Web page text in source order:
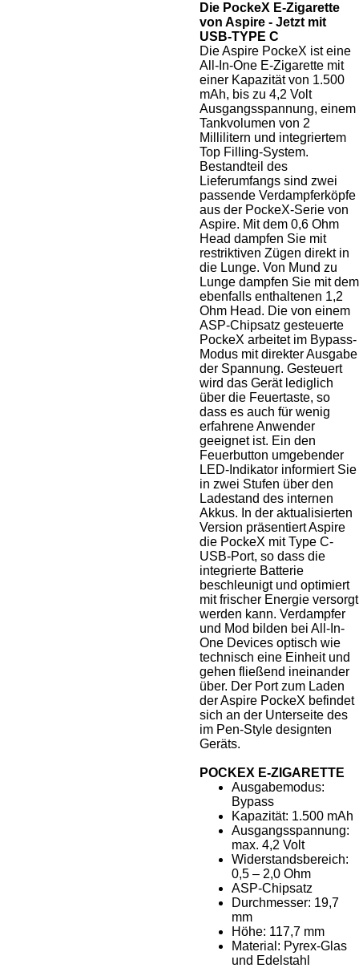
Die PockeX E-Zigarette
von Aspire - Jetzt mit
USB-TYPE C
Die Aspire PockeX ist eine
All-In-One E-Zigarette mit
einer Kapazität von 1.500
mAh, bis zu 4,2 Volt
Ausgangsspannung, einem
Tankvolumen von 2
Millilitern und integriertem
Top Filling-System.
Bestandteil des
Lieferumfangs sind zwei
passende Verdampferköpfe
aus der PockeX-Serie von
Aspire. Mit dem 0,6 Ohm
Head dampfen Sie mit
restriktiven Zügen direkt in
die Lunge. Von Mund zu
Lunge dampfen Sie mit dem
ebenfalls enthaltenen 1,2
Ohm Head. Die von einem
ASP-Chipsatz gesteuerte
PockeX arbeitet im Bypass-
Modus mit direkter Ausgabe
der Spannung. Gesteuert
wird das Gerät lediglich
über die Feuertaste, so
dass es auch für wenig
erfahrene Anwender
geeignet ist. Ein den
Feuerbutton umgebender
LED-Indikator informiert Sie
in zwei Stufen über den
Ladestand des internen
Akkus. In der aktualisierten
Version präsentiert Aspire
die PockeX mit Type C-
USB-Port, so dass die
integrierte Batterie
beschleunigt und optimiert
mit frischer Energie versorgt
werden kann. Verdampfer
und Mod bilden bei All-In-
One Devices optisch wie
technisch eine Einheit und
gehen fließend ineinander
über. Der Port zum Laden
der Aspire PockeX befindet
sich an der Unterseite des
im Pen-Style designten
Geräts.
POCKEX E-ZIGARETTE
Ausgabemodus:
Bypass
Kapazität: 1.500 mAh
Ausgangsspannung:
max. 4,2 Volt
Widerstandsbereich:
0,5 – 2,0 Ohm
ASP-Chipsatz
Durchmesser: 19,7
mm
Höhe: 117,7 mm
Material: Pyrex-Glas
und Edelstahl